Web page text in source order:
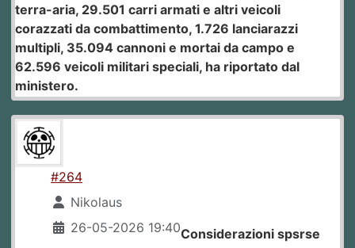
terra-aria, 29.501 carri armati e altri veicoli
corazzati da combattimento, 1.726 lanciarazzi
multipli, 35.094 cannoni e mortai da campo e
62.596 veicoli militari speciali, ha riportato dal
ministero.
#264
Nikolaus
26-05-2026 19:40Considerazioni spsrse